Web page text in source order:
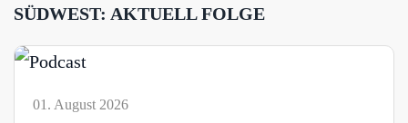
SÜDWEST: AKTUELL FOLGE
01. August 2026